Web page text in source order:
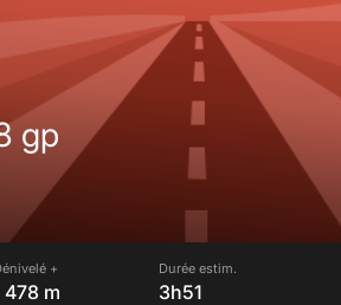
18 août 2018 gp
+
478 m
Durée estim.
3h51